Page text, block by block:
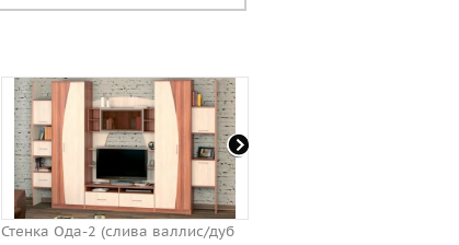
Стенка Ода-2 (слива валлис/дуб